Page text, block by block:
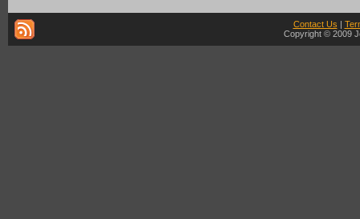
Contact Us |
Copyright © 2009